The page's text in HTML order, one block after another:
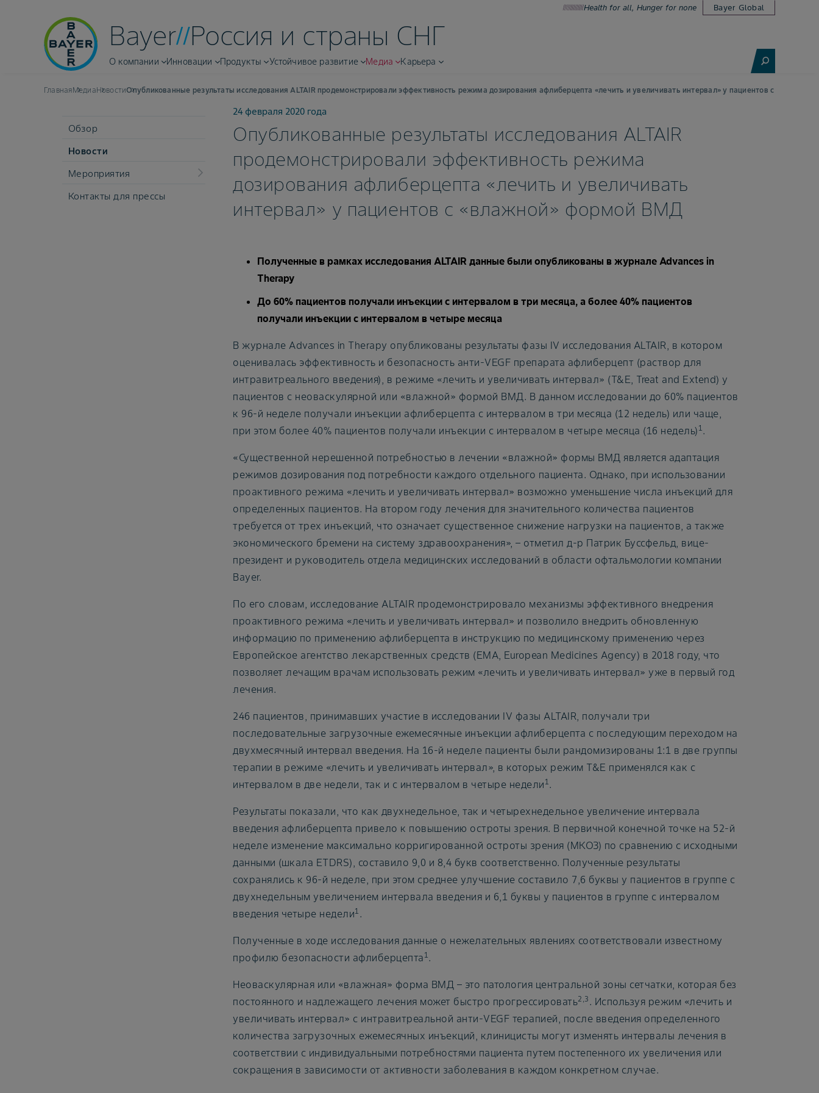
Health for all, Hunger for none Bayer Global
Bayer Россия и страны СНГ
О компании Инновации Продукты Устойчивое развитие Медиа Карьера
ГлавнаяМедиаНовостиОпубликованные результаты исследования ALTAIR продемонстрировали эффективность режима дозирования афлиберцепта «лечить и увеличивать интервал» у пациентов с
Обзор
Новости
Мероприятия
Контакты для прессы
24 февраля 2020 года
Опубликованные результаты исследования ALTAIR
продемонстрировали эффективность режима
дозирования афлиберцепта «лечить и увеличивать
интервал» у пациентов с «влажной» формой ВМД
Полученные в рамках исследования ALTAIR данные были опубликованы в журнале Advances in
Therapy
До 60% пациентов получали инъекции с интервалом в три месяца, а более 40% пациентов
получали инъекции с интервалом в четыре месяца
В журнале Advances in Therapy опубликованы результаты фазы IV исследования ALTAIR, в котором
оценивалась эффективность и безопасность анти-VEGF препарата афлиберцепт (раствор для
интравитреального введения), в режиме «лечить и увеличивать интервал» (T&E, Treat and Extend) у
пациентов с неоваскулярной или «влажной» формой ВМД. В данном исследовании до 60% пациентов
к 96-й неделе получали инъекции афлиберцепта с интервалом в три месяца (12 недель) или чаще,
при этом более 40% пациентов получали инъекции с интервалом в четыре месяца (16 недель) 1.
«Существенной нерешенной потребностью в лечении «влажной» формы ВМД является адаптация
режимов дозирования под потребности каждого отдельного пациента. Однако, при использовании
проактивного режима «лечить и увеличивать интервал» возможно уменьшение числа инъекций для
определенных пациентов. На втором году лечения для значительного количества пациентов
требуется от трех инъекций, что означает существенное снижение нагрузки на пациентов, а также
экономического бремени на систему здравоохранения», – отметил д-р Патрик Буссфельд, вице-
президент и руководитель отдела медицинских исследований в области офтальмологии компании
Bayer.
По его словам, исследование ALTAIR продемонстрировало механизмы эффективного внедрения
проактивного режима «лечить и увеличивать интервал» и позволило внедрить обновленную
информацию по применению афлиберцепта в инструкцию по медицинскому применению через
Европейское агентство лекарственных средств (ЕМА, European Medicines Agency) в 2018 году, что
позволяет лечащим врачам использовать режим «лечить и увеличивать интервал» уже в первый год
лечения.
246 пациентов, принимавших участие в исследовании IV фазы ALTAIR, получали три
последовательные загрузочные ежемесячные инъекции афлиберцепта с последующим переходом на
двухмесячный интервал введения. На 16-й неделе пациенты были рандомизированы 1:1 в две группы
терапии в режиме «лечить и увеличивать интервал», в которых режим T&E применялся как с
интервалом в две недели, так и с интервалом в четыре недели 1.
Результаты показали, что как двухнедельное, так и четырехнедельное увеличение интервала
введения афлиберцепта привело к повышению остроты зрения. В первичной конечной точке на 52-й
неделе изменение максимально корригированной остроты зрения (МКОЗ) по сравнению с исходными
данными (шкала ETDRS), составило 9,0 и 8,4 букв соответственно. Полученные результаты
сохранялись к 96-й неделе, при этом среднее улучшение составило 7,6 буквы у пациентов в группе с
двухнедельным увеличением интервала введения и 6,1 буквы у пациентов в группе с интервалом
введения четыре недели1 .
Полученные в ходе исследования данные о нежелательных явлениях соответствовали известному
профилю безопасности афлиберцепта 1.
Неоваскулярная или «влажная» форма ВМД – это патология центральной зоны сетчатки, которая без
постоянного и надлежащего лечения может быстро прогрессировать2,3 . Используя режим «лечить и
увеличивать интервал» с интравитреальной анти-VEGF терапией, после введения определенного
количества загрузочных ежемесячных инъекций, клиницисты могут изменять интервалы лечения в
соответствии с индивидуальными потребностями пациента путем постепенного их увеличения или
сокращения в зависимости от активности заболевания в каждом конкретном случае.